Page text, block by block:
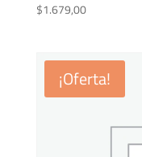
$1.679,00
¡Oferta!